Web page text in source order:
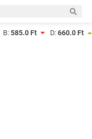
B:585.0 Ft D:660.0 Ft